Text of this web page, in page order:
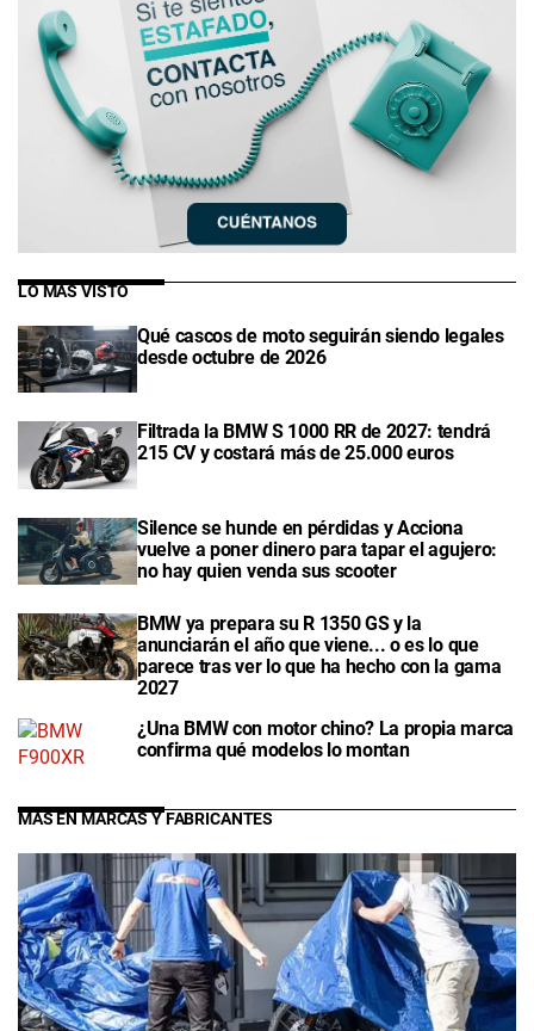
LO MÁS VISTO
Qué cascos de moto seguirán siendo legales
desde octubre de 2026
Filtrada la BMW S 1000 RR de 2027: tendrá
215 CV y costará más de 25.000 euros
Silence se hunde en pérdidas y Acciona
vuelve a poner dinero para tapar el agujero:
no hay quien venda sus scooter
BMW ya prepara su R 1350 GS y la
anunciarán el año que viene... o es lo que
parece tras ver lo que ha hecho con la gama
2027
¿Una BMW con motor chino? La propia marca
confirma qué modelos lo montan
MÁS EN MARCAS Y FABRICANTES